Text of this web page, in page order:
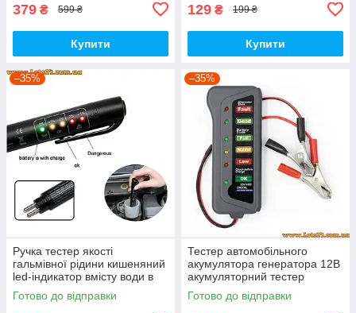
379 ₴ 599 ₴
Купити
129 ₴ 199 ₴
Купити
–35%
Ручка тестер якості
гальмівної рідини кишеняний
led-індикатор вмісту води в
DOT3 DOT4 DOT5
Готово до відправки
–35%
Тестер автомобільного
акумулятора генератора 12В
акумуляторний тестер
акумулятора автомобіля
діагностика АКБ
Готово до відправки